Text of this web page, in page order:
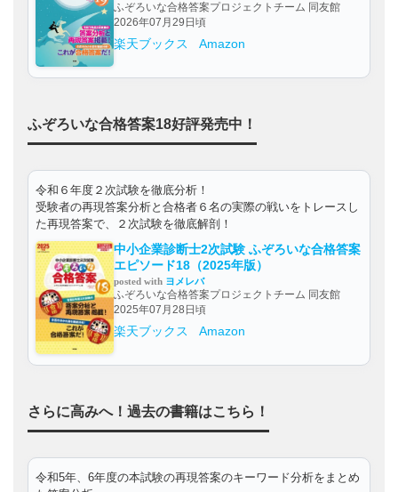
ふぞろいな合格答案プロジェクトチーム 同友館
2026年07月29日頃
楽天ブックス Amazon
ふぞろいな合格答案18好評発売中！
令和６年度２次試験を徹底分析！
受験者の再現答案分析と合格者６名の実際の戦いをトレースし
た再現答案で、２次試験を徹底解剖！
中小企業診断士2次試験 ふぞろいな合格答案
エピソード18（2025年版）
posted with ヨメレバ
ふぞろいな合格答案プロジェクトチーム 同友館
2025年07月28日頃
楽天ブックス Amazon
さらに高みへ！過去の書籍はこちら！
令和5年、6年度の本試験の再現答案のキーワード分析をまとめ